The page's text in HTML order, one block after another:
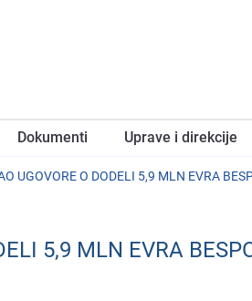
Dokumеnti Upravе i direkcije
UGOVORE O DODELI 5,9 MLN EVRA
5,9 MLN EVRA